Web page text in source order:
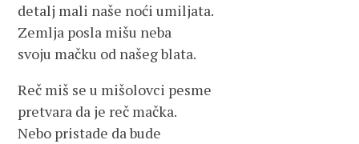
detalj mali naše noći umiljata.
Zemlja posla mišu neba
svoju mačku od našeg blata.
Reč miš se u mišolovci pesme
pretvara da je reč mačka.
Nebo pristade da bude